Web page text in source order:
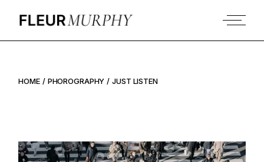
HOME PHOROGRAPHY JUST LISTEN